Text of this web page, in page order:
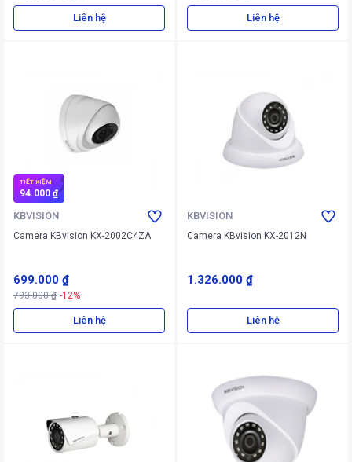
Liên hệ Liên hệ
TIẾT KIỆM
94.000 ₫
KBVISION
Camera KBvision KX-2002C4ZA
699.000 ₫
793.000 ₫ -12%
Liên hệ
KBVISION
Camera KBvision KX-2012N
1.326.000 ₫
Liên hệ